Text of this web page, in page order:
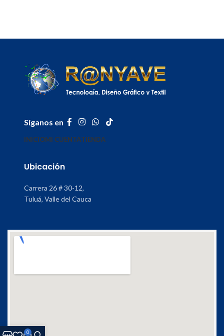
Síganos en
INICIOMI CUENTATIENDA
Ubicación
Carrera 26 # 30-12,
Tuluá, Valle del Cauca
0